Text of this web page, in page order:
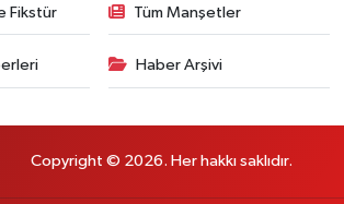
Fikstür Tüm Manşetler
Haber Arşivi
Copyright © 2026. Her hakkı saklıdır.